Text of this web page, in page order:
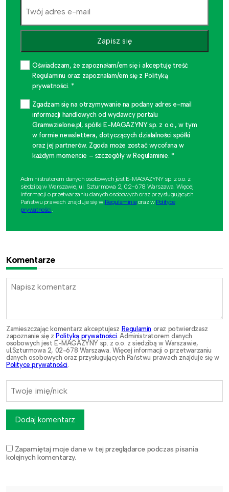
Zapisz się
Oświadczam, że zapoznałam/em się i akceptuję treść
Regulaminu oraz zapoznałam/em się z Polityką
prywatności. *
Zgadzam się na otrzymywanie na podany adres e-mail
informacji handlowych od wydawcy portalu
Gramwzielone.pl, spółki E-MAGAZYNY sp. z o.o., w tym
w formie newslettera, dotyczących działalności spółki
oraz jej partnerów. Zgoda może zostać wycofana w
każdym momencie – szczegóły w Regulaminie. *
Administratorem danych osobowych jest E-MAGAZYNY sp. z o.o. z
siedzibą w Warszawie, ul. Szturmowa 2, 02-678 Warszawa. Więcej
informacji o przetwarzaniu danych osobowych oraz przysługujących
Państwu prawach znajduje się w Regulaminieoraz w Polityce
prywatności.
Komentarze
Zamieszczając komentarz akceptujesz Regulamin oraz potwierdzasz
zapoznanie się zPolityką prywatności . Administratorem danych
osobowych jest E-MAGAZYNY sp. z o.o. z siedzibą w Warszawie,
ul.Szturmowa 2, 02-678 Warszawa. Więcej informacji o przetwarzaniu
danych osobowych oraz przysługujących Państwu prawach znajduje się w
Polityce prywatności
Zapamiętaj moje dane w tej przeglądarce podczas pisania
kolejnych komentarzy.
Dodaj komentarz